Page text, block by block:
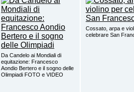
Da Candelo ai Mondiali di
equitazione: Francesco
Aondio Bertero e il sogno delle
Olimpiadi FOTO e VIDEO
Cossato, arpa e
celebrare San